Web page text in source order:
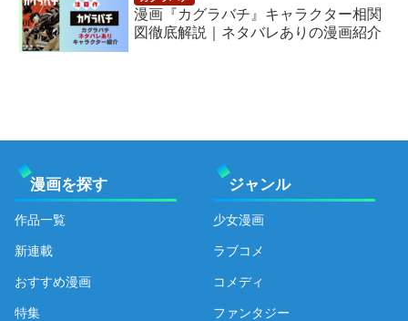
漫画『カグラバチ』キャラクター相関
図徹底解説｜ネタバレありの漫画紹介
漫画を探す
作品一覧
新連載
おすすめ漫画
特集
ジャンル
少女漫画
ラブコメ
コメディ
ファンタジー